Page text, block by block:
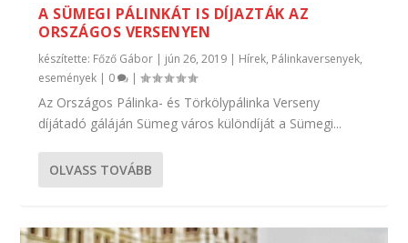
A SÜMEGI PÁLINKÁT IS DÍJAZTÁK AZ
ORSZÁGOS VERSENYEN
készítette: Főző Gábor | jún 26, 2019 | Hírek, Pálinkaversenyek,
események | 0 |
Az Országos Pálinka- és Törkölypálinka Verseny
díjátadó gáláján Sümeg város különdíját a Sümegi...
OLVASS TOVÁBB